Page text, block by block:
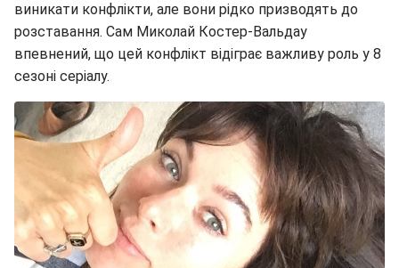
виникати конфлікти, але вони рідко призводять до
розставання. Сам Миколай Костер-Вальдау
впевнений, що цей конфлікт відіграє важливу роль у 8
сезоні серіалу.